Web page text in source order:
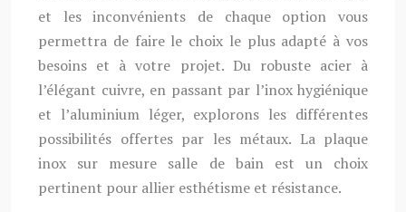
et les inconvénients de chaque option vous
permettra de faire le choix le plus adapté à vos
besoins et à votre projet. Du robuste acier à
l’élégant cuivre, en passant par l’inox hygiénique
et l’aluminium léger, explorons les différentes
possibilités offertes par les métaux. La plaque
inox sur mesure salle de bain est un choix
pertinent pour allier esthétisme et résistance.